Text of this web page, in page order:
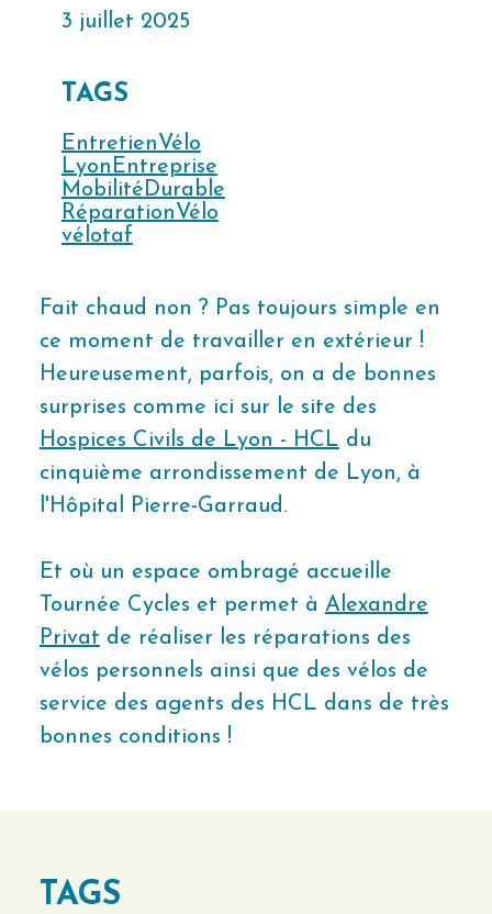
3 juillet 2025
TAGS
EntretienVélo
LyonEntreprise
MobilitéDurable
RéparationVélo
vélotaf
Fait chaud non ? Pas toujours simple en
ce moment de travailler en extérieur !
Heureusement, parfois, on a de bonnes
surprises comme ici sur le site des
Hospices Civils de Lyon - HCL du
cinquième arrondissement de Lyon, à
l'Hôpital Pierre-Garraud.
Et où un espace ombragé accueille
Tournée Cycles et permet à Alexandre
Privat de réaliser les réparations des
vélos personnels ainsi que des vélos de
service des agents des HCL dans de très
bonnes conditions !
TAGS